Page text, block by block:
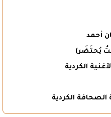
أحمد
يُحتَضَر)
الكردية
الكردية